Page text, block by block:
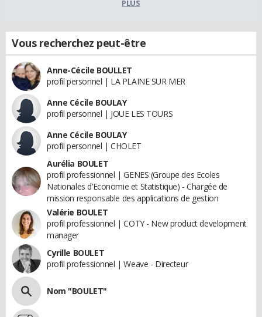
PLUS
Vous recherchez peut-être
Anne-Cécile BOULLET
profil personnel | LA PLAINE SUR MER
Anne Cécile BOULAY
profil personnel | JOUE LES TOURS
Anne Cécile BOULAY
profil personnel | CHOLET
Aurélia BOULET
profil professionnel | GENES (Groupe des Ecoles
Nationales d’Economie et Statistique) - Chargée de
mission responsable des applications de gestion
Valérie BOULET
profil professionnel | COTY - New product development
manager
Cyrille BOULET
profil professionnel | Weave - Directeur
Nom "BOULET"